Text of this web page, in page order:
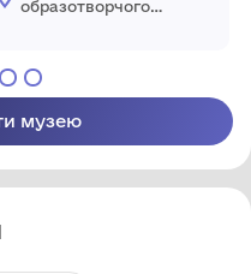
образотворчого
музею